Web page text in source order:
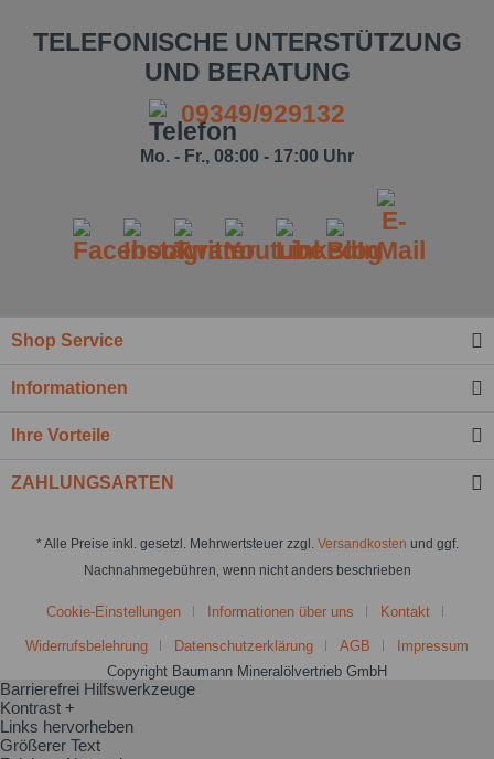
TELEFONISCHE UNTERSTÜTZUNG
UND BERATUNG
09349/929132
Mo. - Fr., 08:00 - 17:00 Uhr
Shop Service
Informationen
Ihre Vorteile
ZAHLUNGSARTEN
* Alle Preise inkl. gesetzl. Mehrwertsteuer zzgl. Versandkosten und ggf.
Nachnahmegebühren, wenn nicht anders beschrieben
Cookie-Einstellungen Informationen über uns Kontakt
Widerrufsbelehrung Datenschutzerklärung AGB
Impressum
Copyright Baumann Mineralölvertrieb GmbH
Barrierefrei Hilfswerkzeuge
Kontrast +
Links hervorheben
Größerer Text